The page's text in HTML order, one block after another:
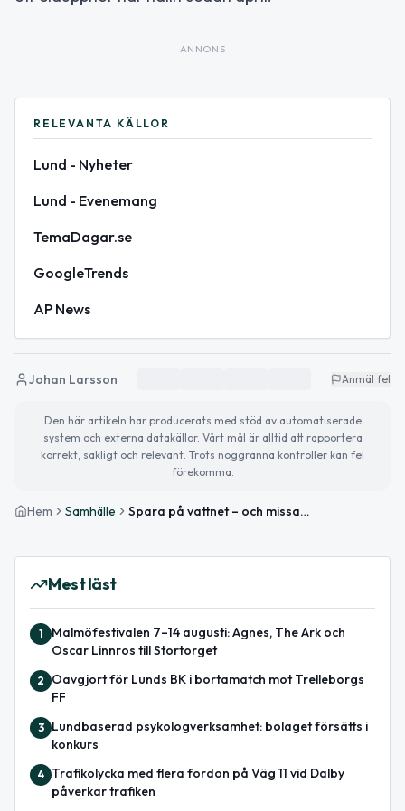
ANNONS
RELEVANTA KÄLLOR
Lund - Nyheter
Lund - Evenemang
TemaDagar.se
GoogleTrends
AP News
Johan Larsson Anmäl fel
Den här artikeln har producerats med stöd av automatiserade
system och externa datakällor. Vårt mål är alltid att rapportera
korrekt, sakligt och relevant. Trots noggranna kontroller kan fel
förekomma.
Hem Samhälle Spara på vattnet – och missa inte vårens evenemang i Lund
Mest läst
1
Malmöfestivalen 7–14 augusti: Agnes, The Ark och
Oscar Linnros till Stortorget
2
Oavgjort för Lunds BK i bortamatch mot Trelleborgs
FF
3
Lundbaserad psykologverksamhet: bolaget försätts i
konkurs
4
Trafikolycka med flera fordon på Väg 11 vid Dalby
påverkar trafiken